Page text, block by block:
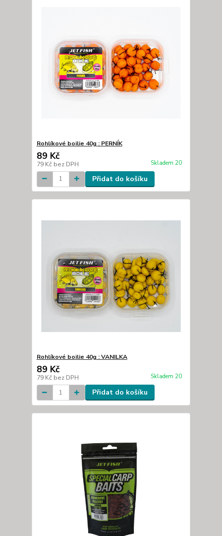
Rohlíkové boilie 40g : PERNÍK
89 Kč
79 Kč bez DPH Skladem 20
Přidat do košíku
Rohlíkové boilie 40g : VANILKA
89 Kč
79 Kč bez DPH Skladem 20
Přidat do košíku